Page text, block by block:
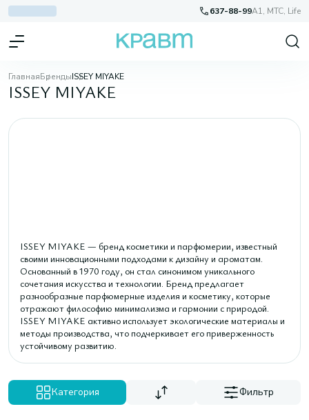
637-88-99A1, МТС, Life
ГлавнаяБрендыISSEY MIYAKE
ISSEY MIYAKE
ISSEY MIYAKE — бренд косметики и парфюмерии, известный
своими инновационными подходами к дизайну и ароматам.
Основанный в 1970 году, он стал синонимом уникального
сочетания искусства и технологии. Бренд предлагает
разнообразные парфюмерные изделия и косметику, которые
отражают философию минимализма и гармонии с природой.
ISSEY MIYAKE активно использует экологические материалы и
методы производства, что подчеркивает его приверженность
устойчивому развитию.
Категория Фильтр